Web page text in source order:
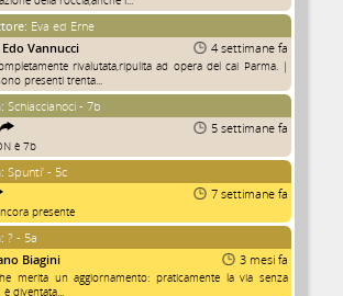
Eva ed Erne
Vannucci
4 settimane fa
rivalutata,ripulita ad opera del cai Parma. |
presenti trenta...
Schiaccianoci - 7b
5 settimane fa
è 7b
Spunti' - 5c
7 settimane fa
presente
? - 5a
Biagini
3 mesi fa
merita un aggiornamento: praticamente la via senza
diventata...